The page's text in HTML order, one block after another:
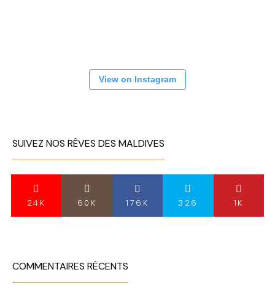
View on Instagram
SUIVEZ NOS RÊVES DES MALDIVES
24K 60K 176K 326 1K
COMMENTAIRES RÉCENTS